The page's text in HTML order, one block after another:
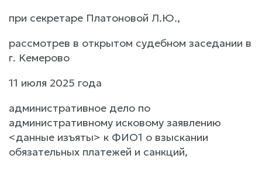
при секретаре Платоновой Л.Ю.,
рассмотрев в открытом судебном заседании в
г. Кемерово
11 июля 2025 года
административное дело по
административному исковому заявлению
<данные изъяты> к ФИО1 о взыскании
обязательных платежей и санкций,